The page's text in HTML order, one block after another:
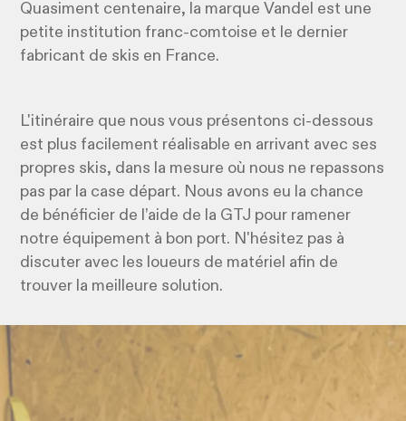
Quasiment centenaire, la marque Vandel est une
petite institution franc-comtoise et le dernier
fabricant de skis en France.
L'itinéraire que nous vous présentons ci-dessous
est plus facilement réalisable en arrivant avec ses
propres skis, dans la mesure où nous ne repassons
pas par la case départ. Nous avons eu la chance
de bénéficier de l’aide de la GTJ pour ramener
notre équipement à bon port. N'hésitez pas à
discuter avec les loueurs de matériel afin de
trouver la meilleure solution.